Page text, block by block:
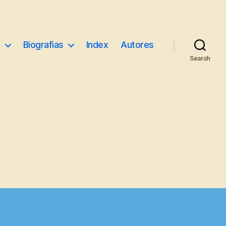
Biografias Index Autores
Search